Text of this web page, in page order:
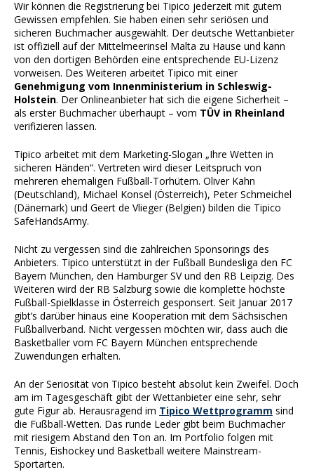
Wir können die Registrierung bei Tipico jederzeit mit gutem
Gewissen empfehlen. Sie haben einen sehr seriösen und
sicheren Buchmacher ausgewählt. Der deutsche Wettanbieter
ist offiziell auf der Mittelmeerinsel Malta zu Hause und kann
von den dortigen Behörden eine entsprechende EU-Lizenz
vorweisen. Des Weiteren arbeitet Tipico mit einer
Genehmigung vom Innenministerium in Schleswig-
Holstein. Der Onlineanbieter hat sich die eigene Sicherheit –
als erster Buchmacher überhaupt – vom TÜV in Rheinland
verifizieren lassen.
Tipico arbeitet mit dem Marketing-Slogan „Ihre Wetten in
sicheren Händen“. Vertreten wird dieser Leitspruch von
mehreren ehemaligen Fußball-Torhütern. Oliver Kahn
(Deutschland), Michael Konsel (Österreich), Peter Schmeichel
(Dänemark) und Geert de Vlieger (Belgien) bilden die Tipico
SafeHandsArmy.
Nicht zu vergessen sind die zahlreichen Sponsorings des
Anbieters. Tipico unterstützt in der Fußball Bundesliga den FC
Bayern München, den Hamburger SV und den RB Leipzig. Des
Weiteren wird der RB Salzburg sowie die komplette höchste
Fußball-Spielklasse in Österreich gesponsert. Seit Januar 2017
gibt’s darüber hinaus eine Kooperation mit dem Sächsischen
Fußballverband. Nicht vergessen möchten wir, dass auch die
Basketballer vom FC Bayern München entsprechende
Zuwendungen erhalten.
An der Seriosität von Tipico besteht absolut kein Zweifel. Doch
am im Tagesgeschäft gibt der Wettanbieter eine sehr, sehr
gute Figur ab. Herausragend im Tipico Wettprogramm sind
die Fußball-Wetten. Das runde Leder gibt beim Buchmacher
mit riesigem Abstand den Ton an. Im Portfolio folgen mit
Tennis, Eishockey und Basketball weitere Mainstream-
Sportarten.